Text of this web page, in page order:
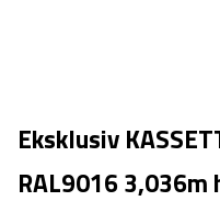
Eksklusiv
RAL9016 3,036m